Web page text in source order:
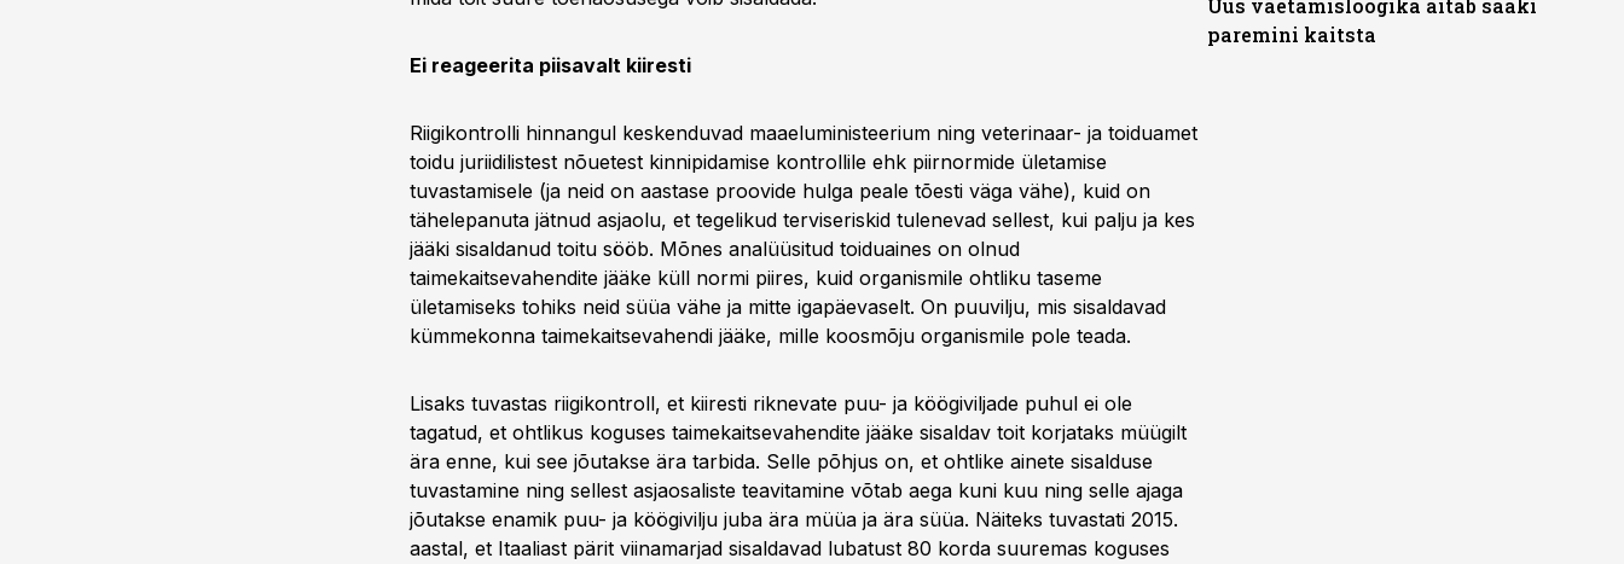
Ei reageerita piisavalt kiiresti
Riigikontrolli hinnangul keskenduvad maaeluministeerium ning veterinaar- ja toiduamet
toidu juriidilistest nõuetest kinnipidamise kontrollile ehk piirnormide ületamise
tuvastamisele (ja neid on aastase proovide hulga peale tõesti väga vähe), kuid on
tähelepanuta jätnud asjaolu, et tegelikud terviseriskid tulenevad sellest, kui palju ja kes
jääki sisaldanud toitu sööb. Mõnes analüüsitud toiduaines on olnud
taimekaitsevahendite jääke küll normi piires, kuid organismile ohtliku taseme
ületamiseks tohiks neid süüa vähe ja mitte igapäevaselt. On puuvilju, mis sisaldavad
kümmekonna taimekaitsevahendi jääke, mille koosmõju organismile pole teada.
Lisaks tuvastas riigikontroll, et kiiresti riknevate puu- ja köögiviljade puhul ei ole
tagatud, et ohtlikus koguses taimekaitsevahendite jääke sisaldav toit korjataks müügilt
ära enne, kui see jõutakse ära tarbida. Selle põhjus on, et ohtlike ainete sisalduse
tuvastamine ning sellest asjaosaliste teavitamine võtab aega kuni kuu ning selle ajaga
jõutakse enamik puu- ja köögivilju juba ära müüa ja ära süüa. Näiteks tuvastati 2015.
aastal, et Itaaliast pärit viinamarjad sisaldavad lubatust 80 korda suuremas koguses
Uus väetamisloogika aitab saaki
paremini kaitsta